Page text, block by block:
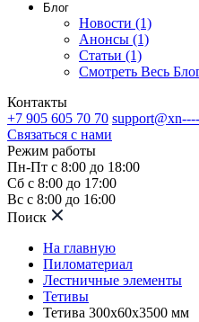
Блог
Новости (1)
Анонсы (1)
Статьи (1)
Смотреть Весь
Контакты
+7 905 605 70 70
Связаться с нами
Режим работы
Пн-Пт с 8:00 до 18:00
Сб с 8:00 до 17:00
Вс с 8:00 до 16:00
Поиск
На главную
Пиломатериал
Лестничные элементы
Тетивы
Тетива 300х60х3500 мм